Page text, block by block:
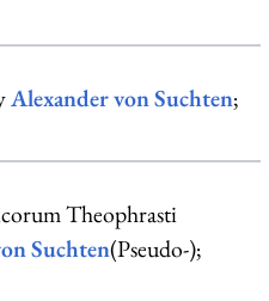
Alexander von Suchten;
Theophrasti
Suchten(Pseudo-);